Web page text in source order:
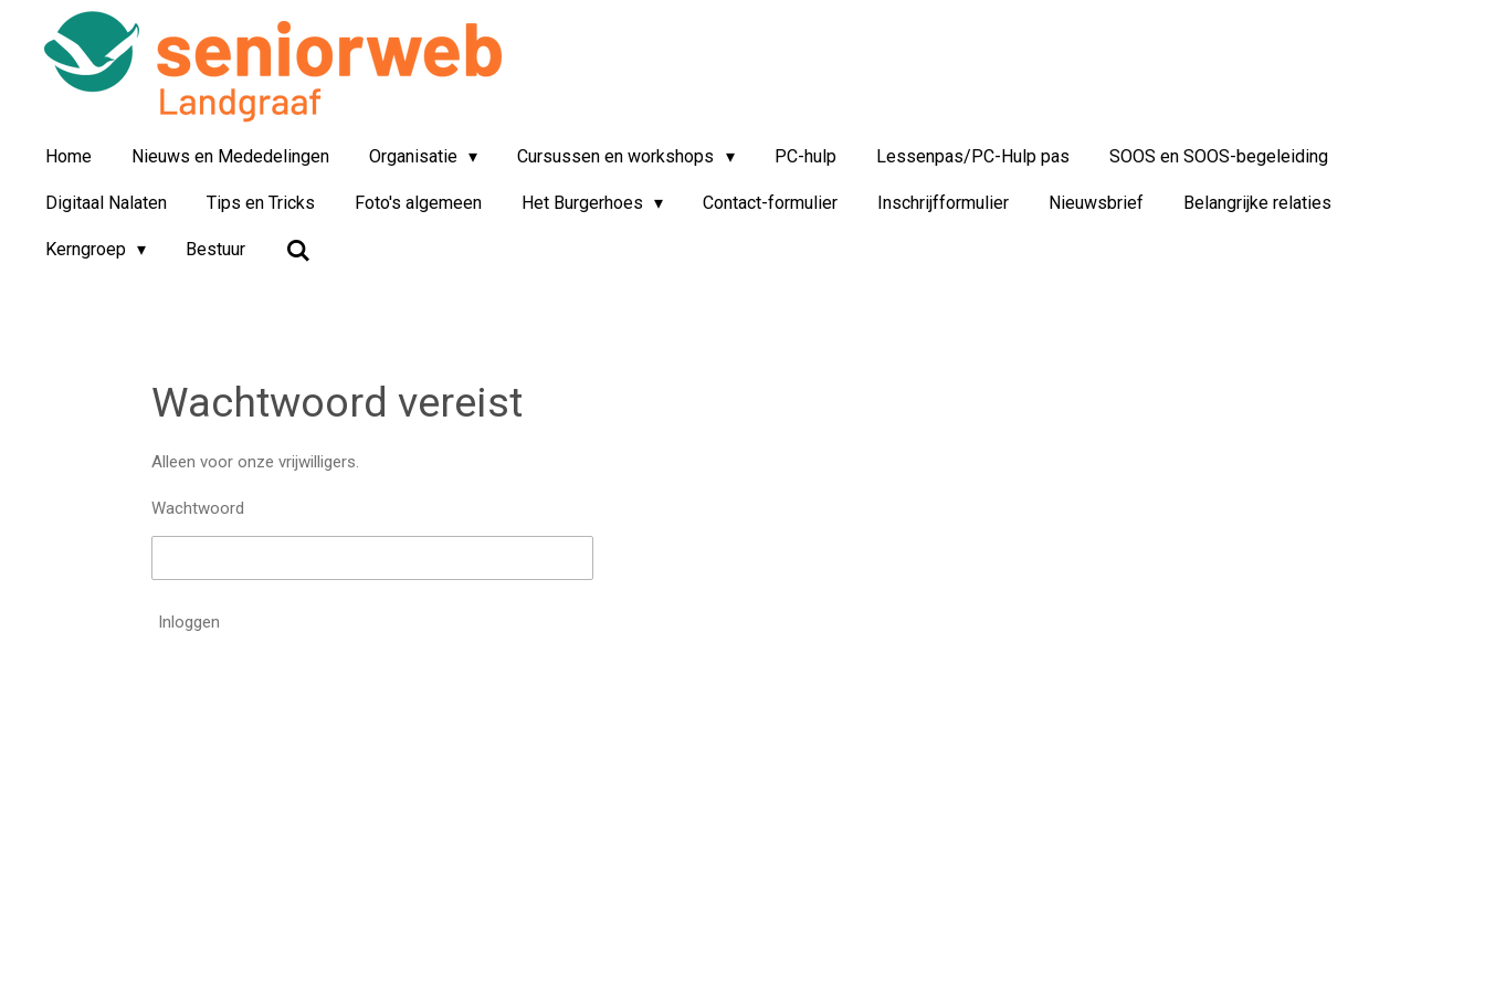
direct
Home Nieuws en Mededelingen Organisatie Cursussen en workshops PC-hulp Lessenpas/PC-Hulp pas SOOS en SOOS-begeleiding
Digitaal Nalaten Tips en Tricks Foto's algemeen Het Burgerhoes Contact-formulier Inschrijfformulier Nieuwsbrief Belangrijke relaties
Kerngroep Bestuur
Wachtwoord vereist
Alleen voor onze vrijwilligers.
Wachtwoord
Inloggen